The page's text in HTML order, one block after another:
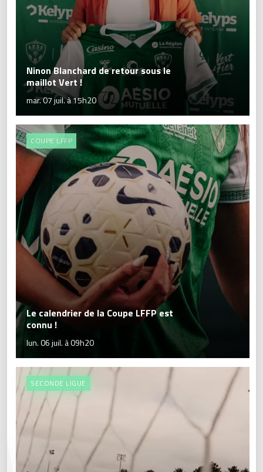
Ninon Blanchard de retour sous le
maillot Vert !
mar. 07 juil. à 15h20
COUPE LFFP
Le calendrier de la Coupe LFFP est
connu !
lun. 06 juil. à 09h20
SECONDE LIGUE